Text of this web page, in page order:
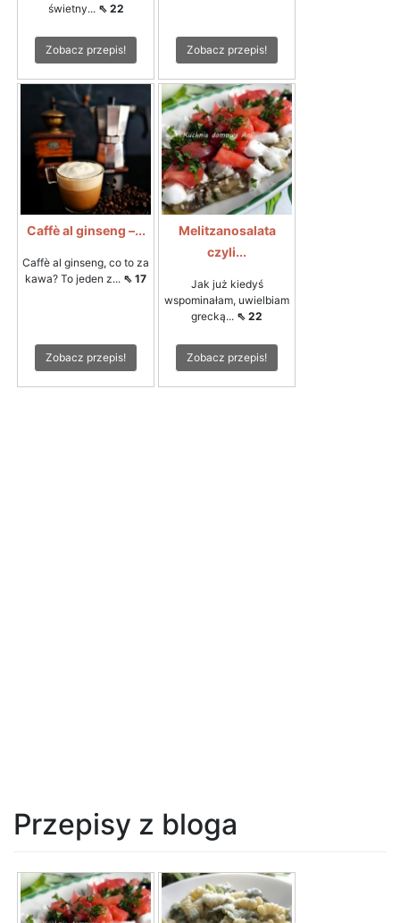
świetny... ⇖ 22
Zobacz przepis! Zobacz przepis!
Caffè al ginseng –...
Caffè al ginseng, co to za
kawa? To jeden z... ⇖ 17
Zobacz przepis!
Melitzanosalata
czyli...
Jak już kiedyś
wspominałam, uwielbiam
grecką... ⇖ 22
Zobacz przepis!
Przepisy z bloga